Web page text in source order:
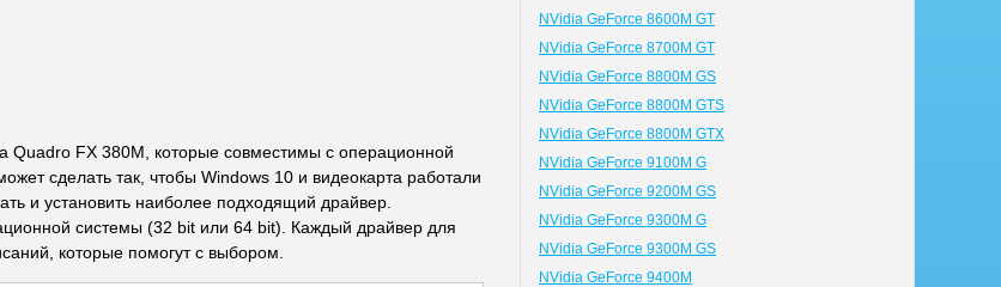
FX 380M, которые совместимы с операционной
сделать так, чтобы Windows 10 и видеокарта работали
и установить наиболее подходящий драйвер.
системы (32 bit или 64 bit). Каждый драйвер для
которые помогут с выбором.
NVidia GeForce 8600M GT
NVidia GeForce 8700M GT
NVidia GeForce 8800M GS
NVidia GeForce 8800M GTS
NVidia GeForce 8800M GTX
NVidia GeForce 9100M G
NVidia GeForce 9200M GS
NVidia GeForce 9300M G
NVidia GeForce 9300M GS
NVidia GeForce 9400M